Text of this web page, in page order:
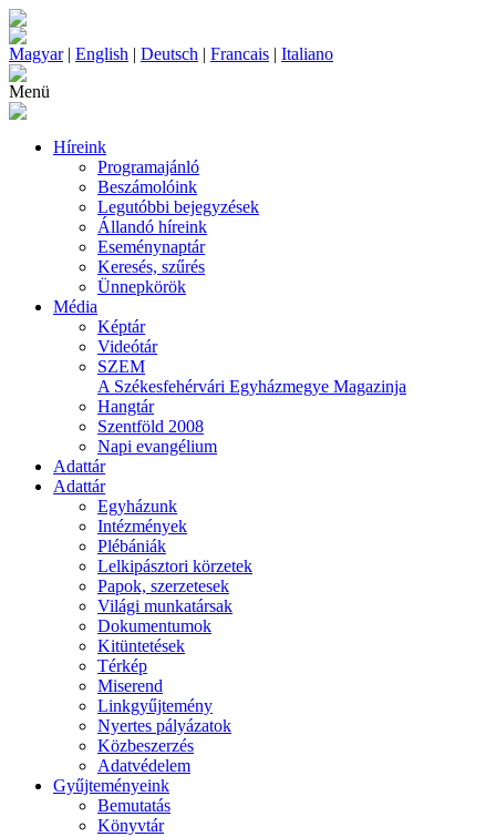
Magyar| English | Deutsch | Francais | Italiano
Menü
Híreink
Programajánló
Beszámolóink
Legutóbbi bejegyzések
Állandó híreink
Eseménynaptár
Keresés, szűrés
Ünnepkörök
Média
Képtár
Videótár
SZEM
A Székesfehérvári Egyházmegye Magazinja
Hangtár
Szentföld 2008
Napi evangélium
Adattár
Adattár
Egyházunk
Intézmények
Plébániák
Lelkipásztori körzetek
Papok, szerzetesek
Világi munkatársak
Dokumentumok
Kitüntetések
Térkép
Miserend
Linkgyűjtemény
Nyertes pályázatok
Közbeszerzés
Adatvédelem
Gyűjteményeink
Bemutatás
Könyvtár